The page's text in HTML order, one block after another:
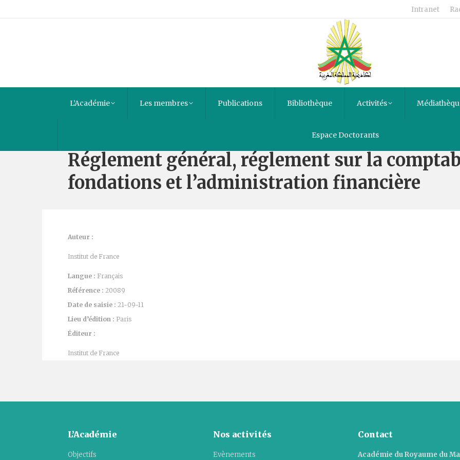
Intranet
L’Académie Les membres Publications Bibliothèque Activités
Espace Doctorants
Réglements sur l’administration de l’Institut
Réglement général, réglement sur la
fondations et l’administration financière
Auteur :
Institut de France
Langue : Français
Référence : 20089
Date de saisie : 21-09-11
Lieu d’édition : Paris
Éditeur :
Institut de France
L’Académie
Objectifs
Nos activités
Evènements
Contact
Académie du Royaume du